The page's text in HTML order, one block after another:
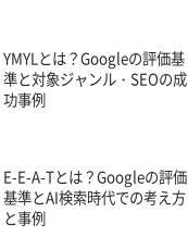
YMYLとは？Googleの評価基
準と対象ジャンル・SEOの成
功事例
E-E-A-Tとは？Googleの評価
基準とAI検索時代での考え方
と事例